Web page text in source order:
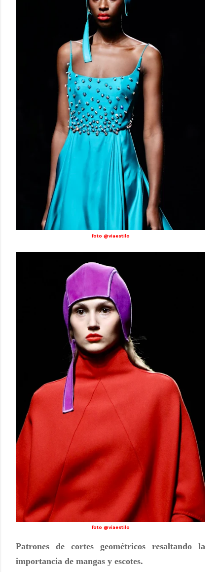
foto @viaestilo
foto @viaestilo
Patrones de cortes geométricos resaltando la
importancia de mangas y escotes.